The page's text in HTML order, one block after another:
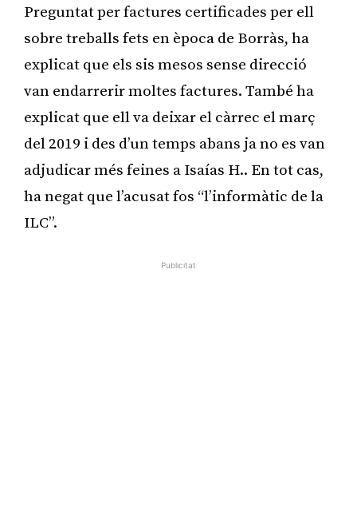
Preguntat per factures certificades per ell
sobre treballs fets en època de Borràs, ha
explicat que els sis mesos sense direcció
van endarrerir moltes factures. També ha
explicat que ell va deixar el càrrec el març
del 2019 i des d’un temps abans ja no es van
adjudicar més feines a Isaías H.. En tot cas,
ha negat que l’acusat fos “l’informàtic de la
ILC”.
Publicitat